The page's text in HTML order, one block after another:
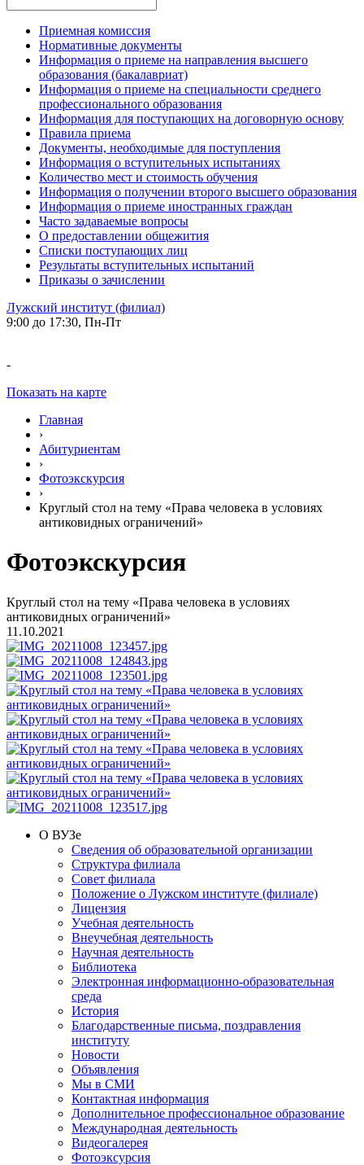
Приемная комиссия
Нормативные документы
Информация о приеме на направления высшего
образования (бакалавриат)
Информация о приеме на специальности среднего
профессионального образования
Информация для поступающих на договорную основу
Правила приема
Документы, необходимые для поступления
Информация о вступительных испытаниях
Количество мест и стоимость обучения
Информация о получении второго высшего образования
Информация о приеме иностранных граждан
Часто задаваемые вопросы
О предоставлении общежития
Списки поступающих лиц
Результаты вступительных испытаний
Приказы о зачислении
Лужский институт (филиал)
9:00 до 17:30, Пн-Пт
-
Показать на карте
Главная
›
Абитуриентам
›
Фотоэкскурсия
›
Круглый стол на тему «Права человека в условиях
антиковидных ограничений»
Фотоэкскурсия
Круглый стол на тему «Права человека в условиях
антиковидных ограничений»
11.10.2021
О ВУЗе
Сведения об образовательной организации
Структура филиала
Совет филиала
Положение о Лужском институте (филиале)
Лицензия
Учебная деятельность
Внеучебная деятельность
Научная деятельность
Библиотека
Электронная информационно-образовательная
среда
История
Благодарственные письма, поздравления
институту
Новости
Объявления
Мы в СМИ
Контактная информация
Дополнительное профессиональное образование
Международная деятельность
Видеогалерея
Фотоэксурсия